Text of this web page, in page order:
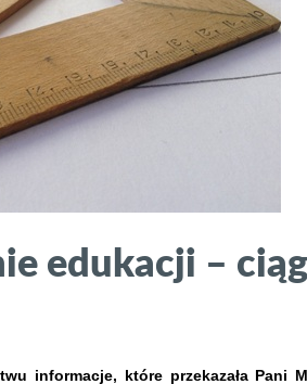
edukacji –
informacje, które przekazała